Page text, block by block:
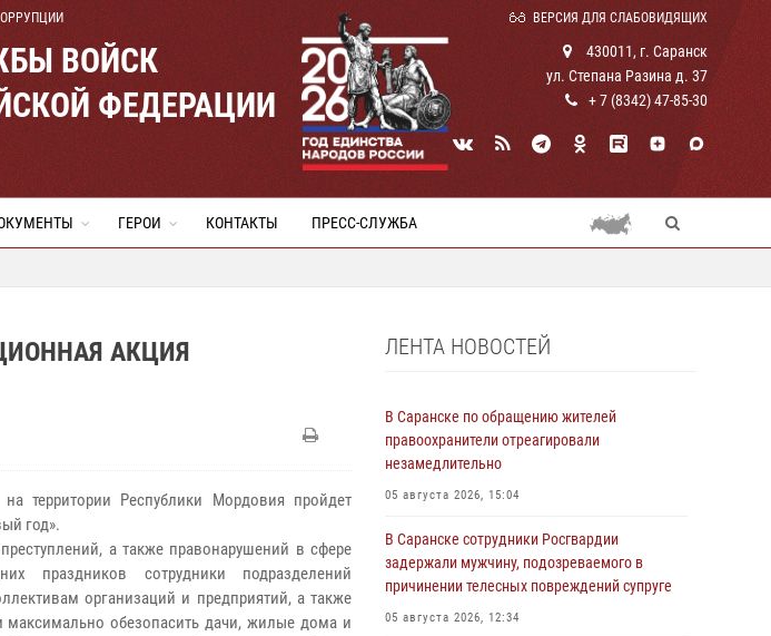
ВЕРСИЯ ДЛЯ СЛАБОВИДЯЩИХ
ВОЙСК
ФЕДЕРАЦИИ
430011, г. Саранск
ул. Степана Разина д. 37
+ 7 (8342) 47-85-30
ГЕРОИ КОНТАКТЫ ПРЕСС-СЛУЖБА
АКЦИЯ
территории Республики Мордовия пройдет
год».
а также правонарушений в сфере
праздников сотрудники подразделений
организаций и предприятий, а также
обезопасить дачи, жилые дома и
ЛЕНТА НОВОСТЕЙ
В Саранске по обращению жителей
правоохранители отреагировали
незамедлительно
05 августа 2026, 15:04
В Саранске сотрудники Росгвардии
задержали мужчину, подозреваемого в
причинении телесных повреждений супруге
05 августа 2026, 12:34